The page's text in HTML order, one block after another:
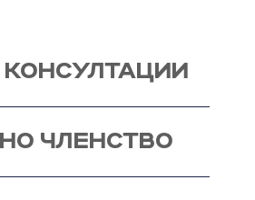
КОНСУЛТАЦИИ
ЧЛЕНСТВО